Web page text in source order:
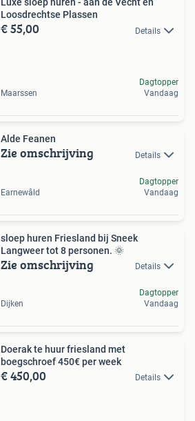
Luxe sloep huren - aan de Vecht en
Loosdrechtse Plassen
€ 55,00 Details
Maarssen
Dagtopper
Vandaag
Alde Feanen
Zie omschrijving Details
Earnewâld
Dagtopper
Vandaag
sloep huren Friesland bij Sneek
Langweer tot 8 personen. 🌞
Zie omschrijving Details
Dijken
Dagtopper
Vandaag
Doerak te huur friesland met
boegschroef 450€ per week
€ 450,00 Details